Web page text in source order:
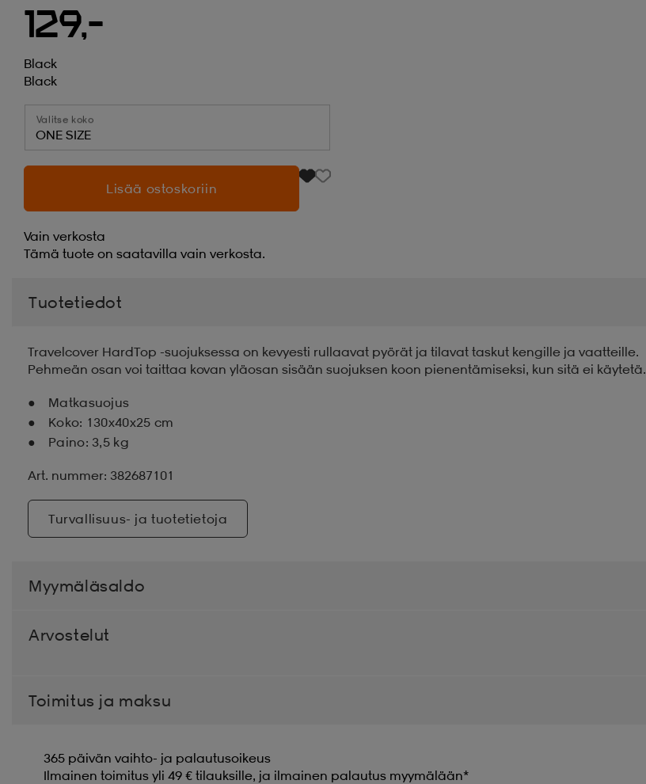
129,-
Black
Black
Valitse koko
ONE SIZE
Lisää ostoskoriin
Vain verkosta
Tämä tuote on saatavilla vain verkosta.
Tuotetiedot
Travelcover HardTop -suojuksessa on kevyesti rullaavat pyörät ja tilavat taskut kengille ja vaatteille.
Pehmeän osan voi taittaa kovan yläosan sisään suojuksen koon pienentämiseksi, kun sitä ei käytetä.
Matkasuojus
Koko: 130x40x25 cm
Paino: 3,5 kg
Art. nummer: 382687101
Turvallisuus- ja tuotetietoja
Myymäläsaldo
Arvostelut
Toimitus ja maksu
365 päivän vaihto- ja palautusoikeus
Ilmainen toimitus yli 49 € tilauksille, ja ilmainen palautus myymälään*